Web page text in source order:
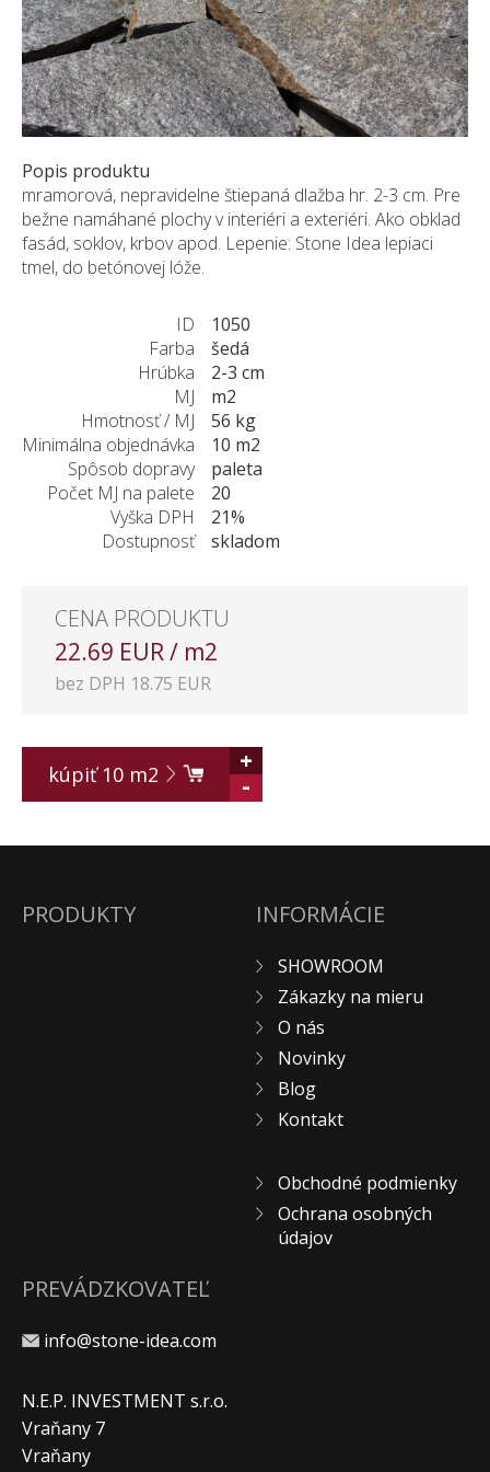
ZÁKAZKY NA MIERU
O NÁS
NOVINKY
SHOWROOM
Popis produktu
mramorová, nepravidelne štiepaná dlažba hr. 2-3 cm. Pre
bežne namáhané plochy v interiéri a exteriéri. Ako obklad
fasád, soklov, krbov apod. Lepenie: Stone Idea lepiaci
tmel, do betónovej lóže.
ID
1050
Farba
šedá
Hrúbka
2-3 cm
MJ
m2
Hmotnosť / MJ
56 kg
Minimálna objednávka
10 m2
Spôsob dopravy
paleta
Počet MJ na palete
20
Vyška DPH
21%
Dostupnosť
skladom
CENA PRODUKTU
22.69 EUR / m2
bez DPH 18.75 EUR
kúpiť10m2
+
-
PRODUKTY INFORMÁCIE
SHOWROOM
Zákazky na mieru
O nás
Novinky
Blog
Kontakt
Obchodné podmienky
Ochrana osobných
údajov
PREVÁDZKOVATEĽ
info@stone-idea.com
N.E.P. INVESTMENT s.r.o.
Vraňany 7
Vraňany